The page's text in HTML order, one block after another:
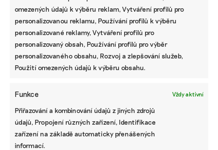
omezených údajů k výběru reklam, Vytváření profilů pro
personalizovanou reklamu, Používání profilů k výběru
personalizované reklamy, Vytváření profilů pro
personalizovaný obsah, Používání profilů pro výběr
personalizovaného obsahu, Rozvoj a zlepšování služeb,
Použití omezených údajů k výběru obsahu.
Funkce Vždy aktivní
Přiřazování a kombinování údajů z jiných zdrojů
údajů, Propojení různých zařízení, Identifikace
zařízení na základě automaticky přenášených
informací.